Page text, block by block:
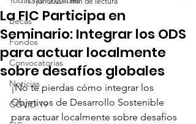
Becas
Fondos
Convocatorias
Noticias
COVID-19
La FIC Participa en
Seminario: Integrar los ODS
para actuar localmente
sobre desafíos globales
¡No te pierdas cómo integrar los
Objetivos de Desarrollo Sostenible
para actuar localmente sobre desafíos